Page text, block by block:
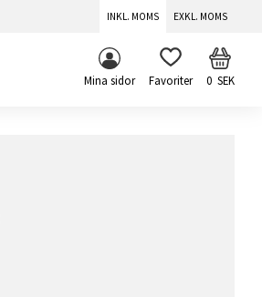
INKL. MOMS EXKL. MOMS
Mina sidor FAVORITER 0SEK